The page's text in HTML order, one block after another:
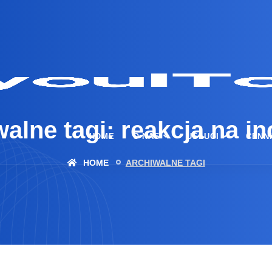
HOME O NAS USŁUGI
tagi: reakcja na
HOME ARCHIWALNE TAGI